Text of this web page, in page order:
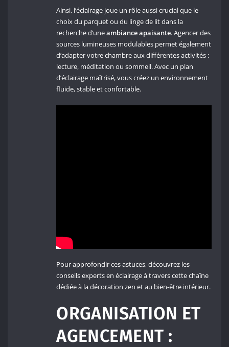
Ainsi, l’éclairage joue un rôle aussi crucial que le
choix du parquet ou du linge de lit dans la
recherche d’uneambiance apaisante. Agencer des
sources lumineuses modulables permet également
d’adapter votre chambre aux différentes activités :
lecture, méditation ou sommeil. Avec un plan
d’éclairage maîtrisé, vous créez un environnement
fluide, stable et confortable.
Pour approfondir ces astuces, découvrez les
conseils experts en éclairage à travers cette chaîne
dédiée à la décoration zen et au bien-être intérieur.
ORGANISATION ET
AGENCEMENT :